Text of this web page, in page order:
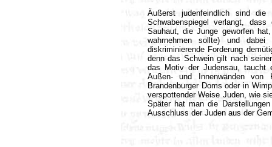
Äußerst judenfeindlich sind die
Schwabenspiegel verlangt,
Sauhaut, die Junge geworfen
wahrnehmen sollte) und
diskriminierende Forderung
denn das Schwein gilt nach
das Motiv der Judensau, taucht
Außen- und Innenwänden
Brandenburger Doms oder in
verspottender Weise Juden, wie
Später hat man die
Ausschluss der Juden aus der